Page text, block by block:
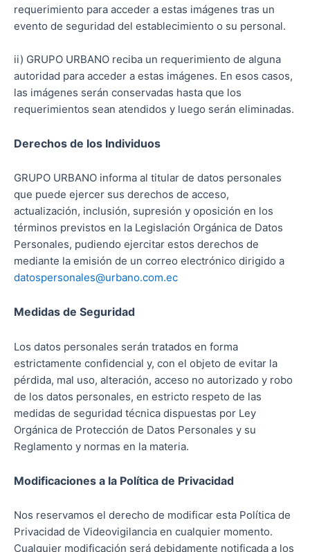
requerimiento para acceder a estas imágenes tras un
evento de seguridad del establecimiento o su personal.
ii) GRUPO URBANO reciba un requerimiento de alguna
autoridad para acceder a estas imágenes. En esos casos,
las imágenes serán conservadas hasta que los
requerimientos sean atendidos y luego serán eliminadas.
Derechos de los Individuos
GRUPO URBANO informa al titular de datos personales
que puede ejercer sus derechos de acceso,
actualización, inclusión, supresión y oposición en los
términos previstos en la Legislación Orgánica de Datos
Personales, pudiendo ejercitar estos derechos de
mediante la emisión de un correo electrónico dirigido a
datospersonales@urbano.com.ec
Medidas de Seguridad
Los datos personales serán tratados en forma
estrictamente confidencial y, con el objeto de evitar la
pérdida, mal uso, alteración, acceso no autorizado y robo
de los datos personales, en estricto respeto de las
medidas de seguridad técnica dispuestas por Ley
Orgánica de Protección de Datos Personales y su
Reglamento y normas en la materia.
Modificaciones a la Política de Privacidad
Nos reservamos el derecho de modificar esta Política de
Privacidad de Videovigilancia en cualquier momento.
Cualquier modificación será debidamente notificada a los